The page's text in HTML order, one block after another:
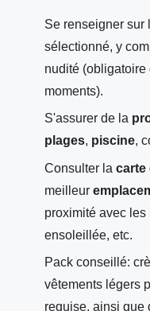
Se renseigner sur
sélectionné, y
nudité
moments).
S'assurer de la
plages, piscine,
Consulter la carte
meilleur
proximité avec
ensoleillée, etc.
Pack conseillé:
vêtements légers
requise, ainsi que